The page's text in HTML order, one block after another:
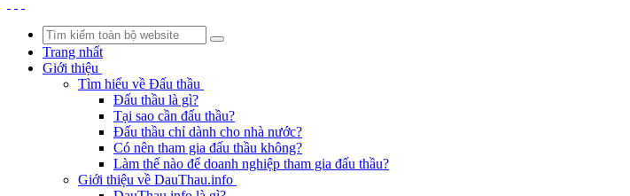
Trang nhất
Giới thiệu
Tìm hiểu về Đấu thầu
Đấu thầu là gì?
Tại sao cần đấu thầu?
Đấu thầu chỉ dành cho nhà nước?
Có nên tham gia đấu thầu không?
Làm thế nào để doanh nghiệp tham gia đấu thầu?
Giới thiệu về DauThau.info